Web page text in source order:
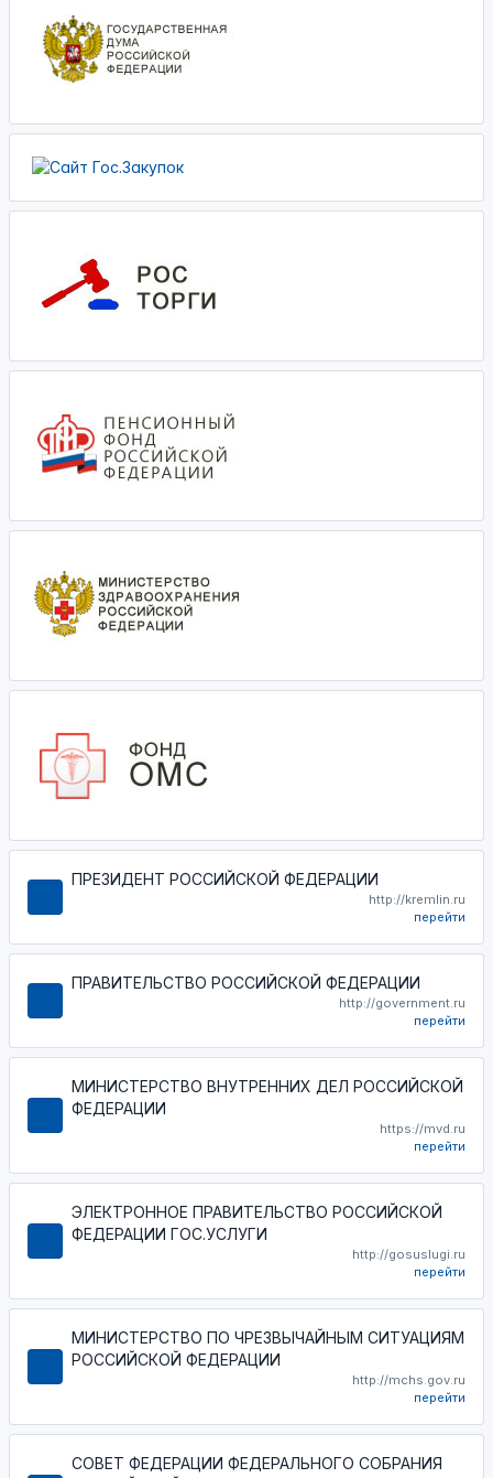
ПРЕЗИДЕНТ РОССИЙСКОЙ ФЕДЕРАЦИИ
http://kremlin.ru
перейти
ПРАВИТЕЛЬСТВО РОССИЙСКОЙ ФЕДЕРАЦИИ
http://government.ru
перейти
МИНИСТЕРСТВО ВНУТРЕННИХ ДЕЛ РОССИЙСКОЙ
ФЕДЕРАЦИИ
https://mvd.ru
перейти
ЭЛЕКТРОННОЕ ПРАВИТЕЛЬСТВО РОССИЙСКОЙ
ФЕДЕРАЦИИ ГОС.УСЛУГИ
http://gosuslugi.ru
перейти
МИНИСТЕРСТВО ПО ЧРЕЗВЫЧАЙНЫМ СИТУАЦИЯМ
РОССИЙСКОЙ ФЕДЕРАЦИИ
http://mchs.gov.ru
перейти
СОВЕТ ФЕДЕРАЦИИ ФЕДЕРАЛЬНОГО СОБРАНИЯ